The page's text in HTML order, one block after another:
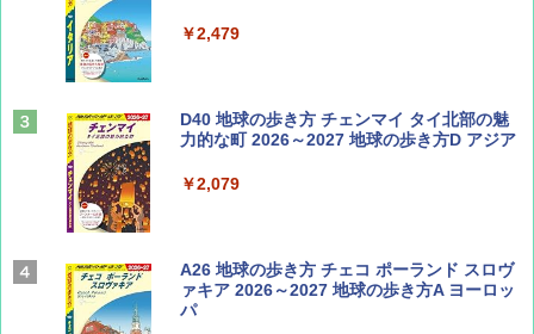
￥713
山と溪谷 2026年8月号「南アルプス大全」
Coyote No.89 特集 星野道夫 夢見る旅
￥1,540
￥2,479
D40 地球の歩き方 チェンマイ タイ北部の魅
力的な町 2026～2027 地球の歩き方D アジア
￥2,079
A26 地球の歩き方 チェコ ポーランド スロヴ
ァキア 2026～2027 地球の歩き方A ヨーロッ
パ